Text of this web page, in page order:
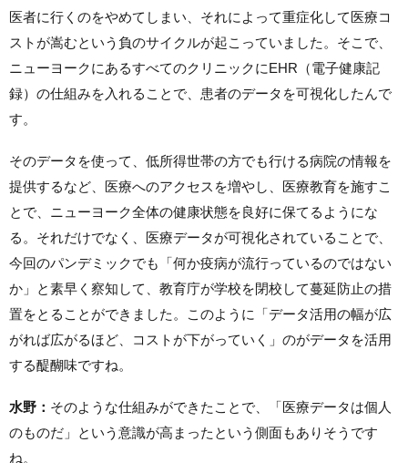
医者に行くのをやめてしまい、それによって重症化して医療コ
ストが嵩むという負のサイクルが起こっていました。そこで、
ニューヨークにあるすべてのクリニックにEHR（電子健康記
録）の仕組みを入れることで、患者のデータを可視化したんで
す。
そのデータを使って、低所得世帯の方でも行ける病院の情報を
提供するなど、医療へのアクセスを増やし、医療教育を施すこ
とで、ニューヨーク全体の健康状態を良好に保てるようにな
る。それだけでなく、医療データが可視化されていることで、
今回のパンデミックでも「何か疫病が流行っているのではない
か」と素早く察知して、教育庁が学校を閉校して蔓延防止の措
置をとることができました。このように「データ活用の幅が広
がれば広がるほど、コストが下がっていく」のがデータを活用
する醍醐味ですね。
水野： そのような仕組みができたことで、「医療データは個人
のものだ」という意識が高まったという側面もありそうです
ね。